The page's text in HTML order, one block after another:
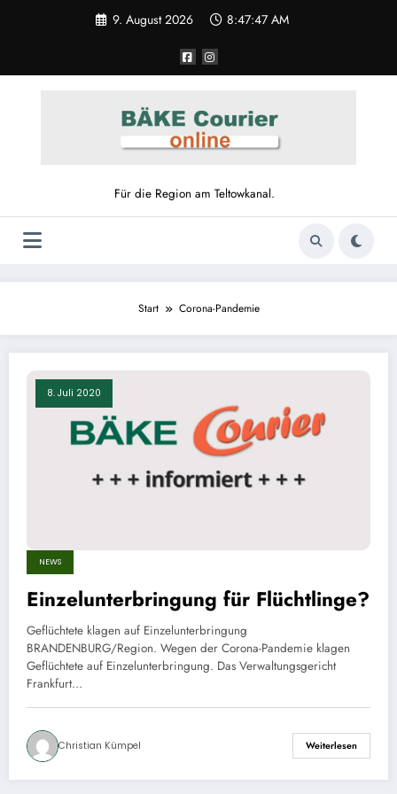
9. August 2026 8:47:47 AM
Für die Region am Teltowkanal.
Start Corona-Pandemie
8. Juli 2020
NEWS
Einzelunterbringung für Flüchtlinge?
Geflüchtete klagen auf Einzelunterbringung
BRANDENBURG/Region. Wegen der Corona-Pandemie klagen
Geflüchtete auf Einzelunterbringung. Das Verwaltungsgericht
Frankfurt…
Christian Kümpel Weiterlesen